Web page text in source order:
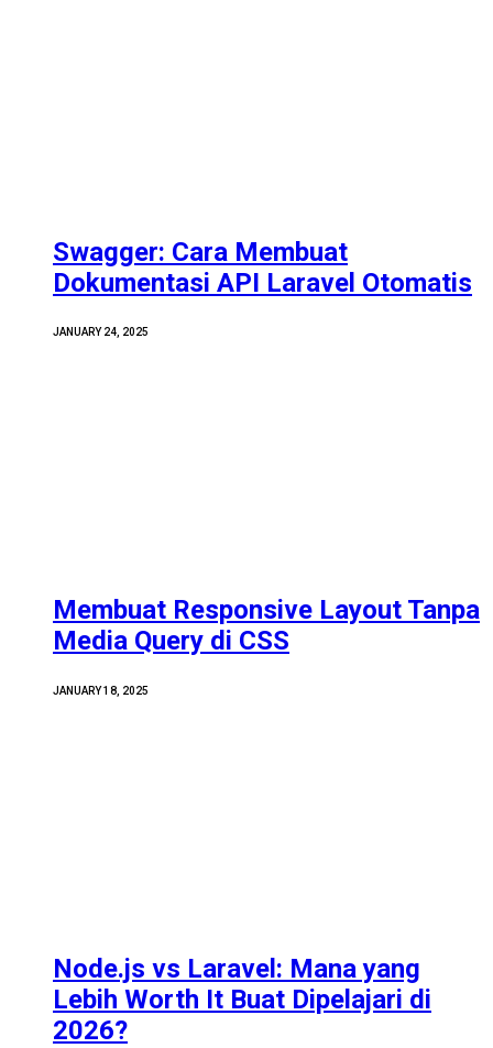
Swagger: Cara Membuat
Dokumentasi API Laravel Otomatis
JANUARY 24, 2025
Membuat Responsive Layout Tanpa
Media Query di CSS
JANUARY 18, 2025
Node.js vs Laravel: Mana yang
Lebih Worth It Buat Dipelajari di
2026?